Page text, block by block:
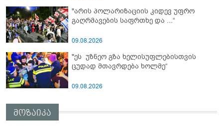
სამრეცხაოდ აქცია"
"არის პოლარიზაციის კიდევ უფრო
გაღრმავების საფრთხე და ...“
09.08.2026
"ეს უზნეო გზა ხელისუფლებისთვის
ცუდად მთავრდება ხოლმე“
09.08.2026
მოზაიკა